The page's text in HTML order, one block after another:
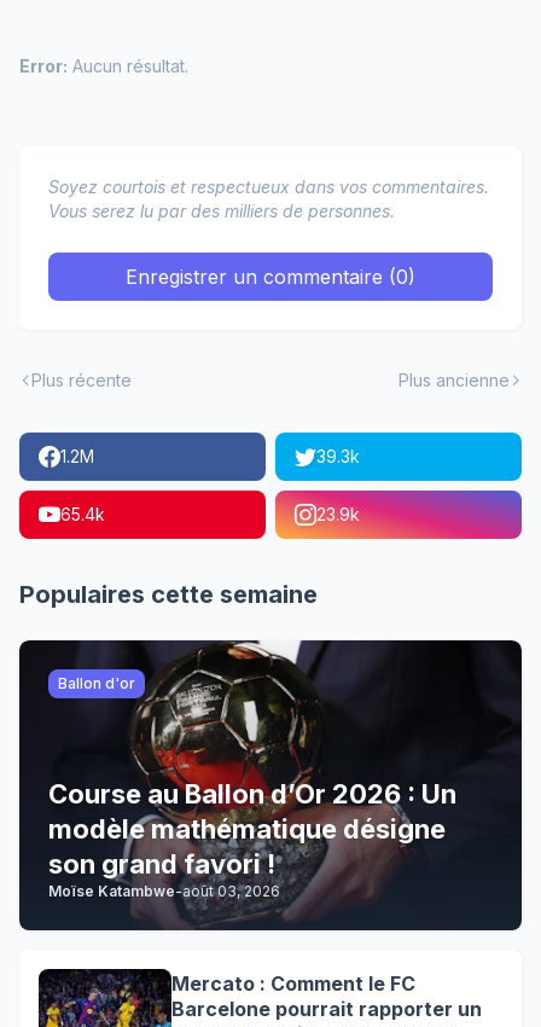
Error: Aucun résultat.
Soyez courtois et respectueux dans vos commentaires.
Vous serez lu par des milliers de personnes.
Enregistrer un commentaire (0)
Plus récente Plus ancienne
1.2M 39.3k
65.4k 23.9k
Populaires cette semaine
Ballon d'or
Course au Ballon d’Or 2026 : Un
modèle mathématique désigne
son grand favori !
Moïse Katambwe-août 03, 2026
Mercato : Comment le FC
Barcelone pourrait rapporter un